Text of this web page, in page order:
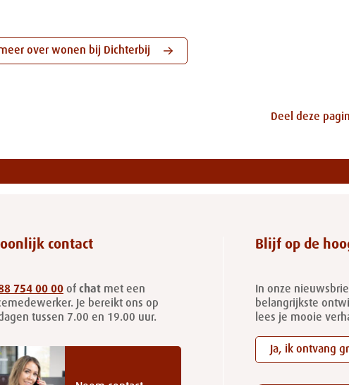
over wonen bij Dichterbij
Deel deze
contact
754 00 00 of chatmet een
Je bereikt ons op
tussen 7.00 en 19.00 uur.
Blijf op de
In onze
belangrijkste
lees je mooie
Ja, ik ontvang